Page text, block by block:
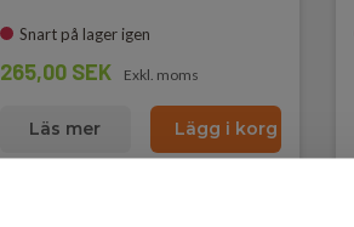
Snart på lager igen
265,00 SEK Exkl. moms
Läs mer Lägg i korg